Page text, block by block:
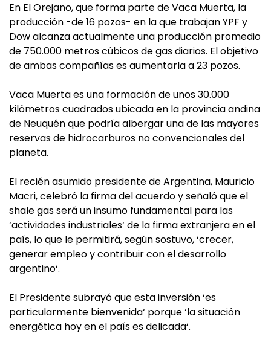
En El Orejano, que forma parte de Vaca Muerta, la
producción -de 16 pozos- en la que trabajan YPF y
Dow alcanza actualmente una producción promedio
de 750.000 metros cúbicos de gas diarios. El objetivo
de ambas compañías es aumentarla a 23 pozos.
Vaca Muerta es una formación de unos 30.000
kilómetros cuadrados ubicada en la provincia andina
de Neuquén que podría albergar una de las mayores
reservas de hidrocarburos no convencionales del
planeta.
El recién asumido presidente de Argentina, Mauricio
Macri, celebró la firma del acuerdo y señaló que el
shale gas será un insumo fundamental para las
‘actividades industriales‘ de la firma extranjera en el
país, lo que le permitirá, según sostuvo, ‘crecer,
generar empleo y contribuir con el desarrollo
argentino‘.
El Presidente subrayó que esta inversión ‘es
particularmente bienvenida‘ porque ‘la situación
energética hoy en el país es delicada‘.